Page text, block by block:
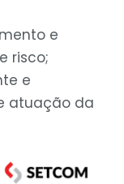
e
risco;
e
atuação da